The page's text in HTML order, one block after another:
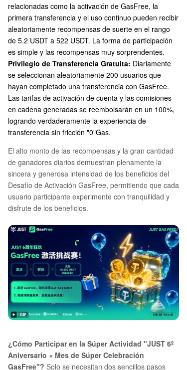
relacionadas como la activación de GasFree, la
primera transferencia y el uso continuo pueden recibir
aleatoriamente recompensas de suerte en el rango
de 5.2 USDT a 522 USDT. La forma de participación
es simple y las recompensas muy sorprendentes.
Privilegio de Transferencia Gratuita: Diariamente
se seleccionan aleatoriamente 200 usuarios que
hayan completado una transferencia con GasFree.
Las tarifas de activación de cuenta y las comisiones
en cadena generadas se reembolsarán en un 100%,
logrando verdaderamente la experiencia de
transferencia sin fricción "0"Gas.
El alto monto de las recompensas y la gran cantidad
de ganadores diarios demuestran plenamente la
sincera y generosa intensidad de los beneficios del
Desafío de Activación GasFree, permitiendo que cada
usuario participante experimente con tranquilidad y
disfrute de los beneficios.
¿Cómo Participar en la Súper Actividad "JUST 6º
Aniversario × Mes de Súper Celebración
GasFree"? Solo se necesitan dos sencillos pasos